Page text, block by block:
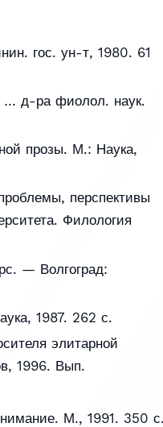
гос. ун-т, 1980. 61
… д-ра фиолол. наук.
прозы. М.: Наука,
перспективы
Филология
— Волгоград:
1987. 262 с.
элитарной
1996. Вып.
М., 1991. 350